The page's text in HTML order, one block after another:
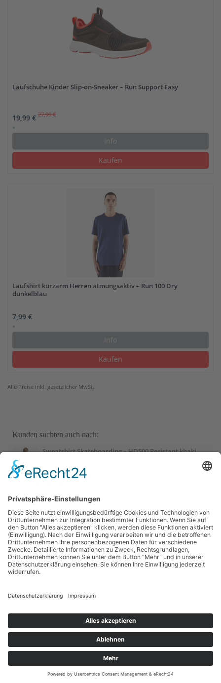
Laufschuhe Kinder Slip-on-Sneaker – Run Support Easy
19,99 € 27,99 €
*
Info
Kaufen
Laufshirt kurzarm Herren atmungsaktiv – Run 100 Dry
dunkelblau
7,99 €
*
Info
Kaufen
Alle Preise inkl. gesetzlicher MwSt.
Kunden suchten auch nach:
Sweatshirt Skateboarding – HD500 Resistant khaki
Judoanzug 100 Kinder
Sport-Thieme Mini-Basketball „Playground“, Blau
Sportime Kickertisch „Connect & Play“ Stadion Edition,
Blau-Weiß
© 2018 - 2025 | Sportlermode | Dein Sport - deine Mode |